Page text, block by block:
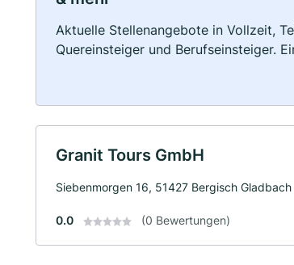
Aktuelle Stellenangebote in Vollzeit,
Quereinsteiger und Berufseinsteiger.
Granit Tours GmbH
Siebenmorgen 16, 51427 Bergisch Gladbach
0.0 (0 Bewertungen)